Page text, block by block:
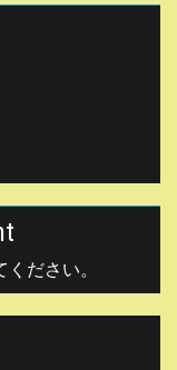
ください。